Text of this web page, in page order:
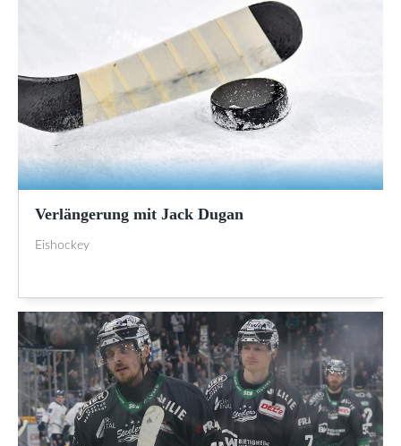
Verlängerung mit Jack Dugan
Eishockey